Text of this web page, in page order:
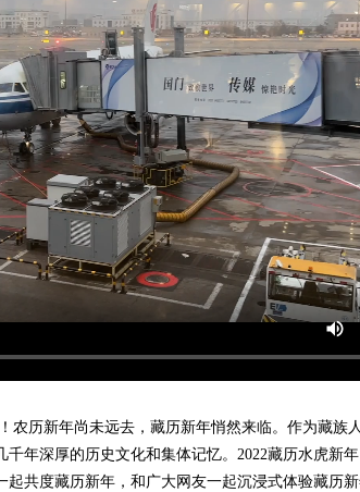
历新年尚未远去，藏历新年悄然来临。作为藏族
年深厚的历史文化和集体记忆。2022藏历水虎新
共度藏历新年，和广大网友一起沉浸式体验藏历